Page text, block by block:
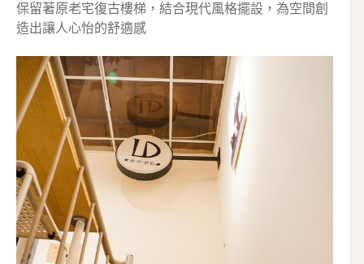
保留著原老宅復古樓梯，結合現代風格擺設，為空間創
造出讓人心怡的舒適感